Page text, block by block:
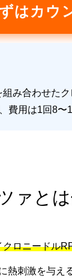
はカウ
み合わせた
費用は1回8〜
ァと
ロニードル
刺激を与え